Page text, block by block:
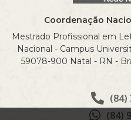
Coordenação
Mestrado Profissional em
Nacional - Campus
59078-900 Natal - RN -
(84)
(84)